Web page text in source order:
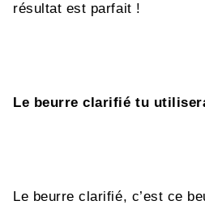
résultat est parfait !
Le beurre clarifié tu
Le beurre clarifié, c’est ce